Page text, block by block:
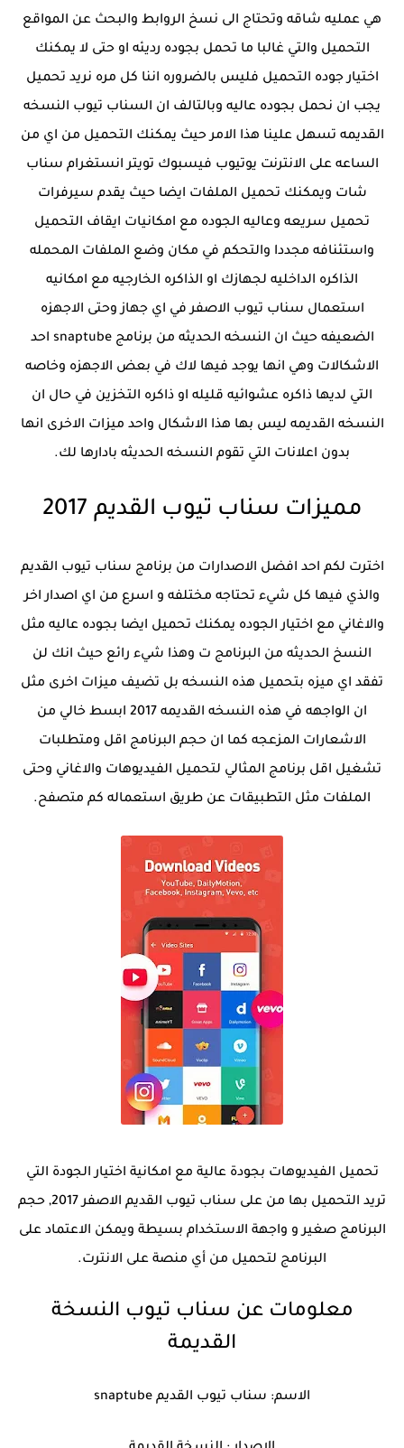
هي عمليه شاقه وتحتاج الى نسخ الروابط والبحث عن المواقع
التحميل والتي غالبا ما تحمل بجوده رديئه او حتى لا يمكنك
اختيار جوده التحميل فليس بالضروره اننا كل مره نريد تحميل
يجب ان نحمل بجوده عاليه وبالتالف ان السناب تيوب النسخه
القديمه تسهل علينا هذا الامر حيث يمكنك التحميل من اي من
الساعه على الانترنت يوتيوب فيسبوك تويتر انستغرام سناب
شات ويمكنك تحميل الملفات ايضا حيث يقدم سيرفرات
تحميل سريعه وعاليه الجوده مع امكانيات ايقاف التحميل
واستئنافه مجددا والتحكم في مكان وضع الملفات المحمله
الذاكره الداخليه لجهازك او الذاكره الخارجيه مع امكانيه
استعمال سناب تيوب الاصفر في اي جهاز وحتى الاجهزه
الضعيفه حيث ان النسخه الحديثه من برنامج snaptube احد
الاشكالات وهي انها يوجد فيها لاك في بعض الاجهزه وخاصه
التي لديها ذاكره عشوائيه قليله او ذاكره التخزين في حال ان
النسخه القديمه ليس بها هذا الاشكال واحد ميزات الاخرى انها
بدون اعلانات التي تقوم النسخه الحديثه بادارها لك.
مميزات سناب تيوب القديم 2017
اخترت لكم احد افضل الاصدارات من برنامج سناب تيوب القديم
والذي فيها كل شيء تحتاجه مختلفه و اسرع من اي اصدار اخر
والاغاني مع اختيار الجوده يمكنك تحميل ايضا بجوده عاليه مثل
النسخ الحديثه من البرنامج ت وهذا شيء رائع حيث انك لن
تفقد اي ميزه بتحميل هذه النسخه بل تضيف ميزات اخرى مثل
ان الواجهه في هذه النسخه القديمه 2017 ابسط خالي من
الاشعارات المزعجه كما ان حجم البرنامج اقل ومتطلبات
تشغيل اقل برنامج المثالي لتحميل الفيديوهات والاغاني وحتى
الملفات مثل التطبيقات عن طريق استعماله كم متصفح.
تحميل الفيديوهات بجودة عالية مع امكانية اختيار الجودة التي
تريد التحميل بها من على سناب تيوب القديم الاصفر 2017, حجم
البرنامج صغير و واجهة الاستخدام بسيطة ويمكن الاعتماد على
البرنامج لتحميل من أي منصة على الانترت.
معلومات عن سناب تيوب النسخة
القديمة
الاسم: سناب تيوب القديم snaptube